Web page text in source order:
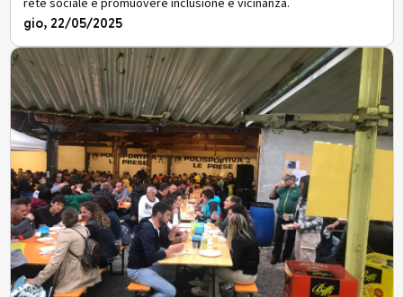
rete sociale e promuovere inclusione e vicinanza.
gio, 22/05/2025